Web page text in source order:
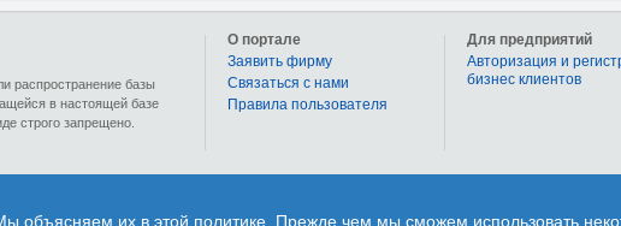
объясняем их в этой политике. Прежде чем мы сможем использовать
распространение базы
в настоящей базе
строго запрещено.
Для предприятий
Авторизация и
бизнес клиентов
О портале
Заявить фирму
Связаться с нами
Правила пользователя
бизнес информацию о более чем 90 000 предприятиях и учреждениях Латвии. Раздел